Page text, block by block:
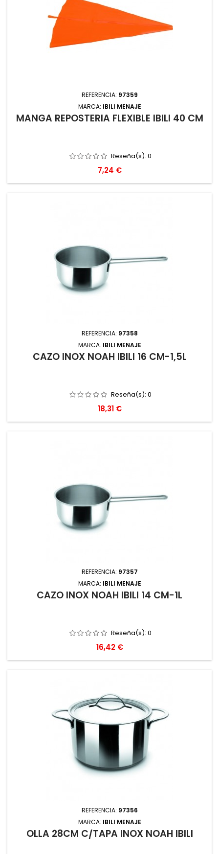
REFERENCIA: 97359
MARCA: IBILI MENAJE
MANGA REPOSTERIA FLEXIBLE IBILI 40 CM
Reseña(s): 0
Precio
7,24 €
REFERENCIA: 97358
MARCA: IBILI MENAJE
CAZO INOX NOAH IBILI 16 CM-1,5L
Reseña(s): 0
Precio
18,31 €
REFERENCIA: 97357
MARCA: IBILI MENAJE
CAZO INOX NOAH IBILI 14 CM-1L
Reseña(s): 0
Precio
16,42 €
REFERENCIA: 97356
MARCA: IBILI MENAJE
OLLA 28CM C/TAPA INOX NOAH IBILI